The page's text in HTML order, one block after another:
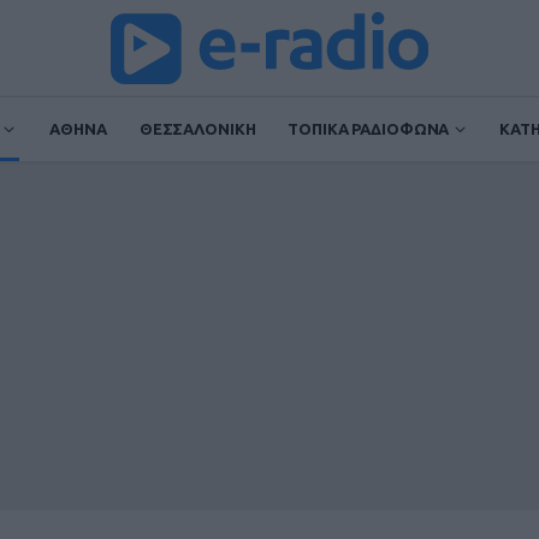
ΑΘΗΝΑ ΘΕΣΣΑΛΟΝΙΚΗ ΤΟΠΙΚΑ ΡΑΔΙΟΦΩΝΑ